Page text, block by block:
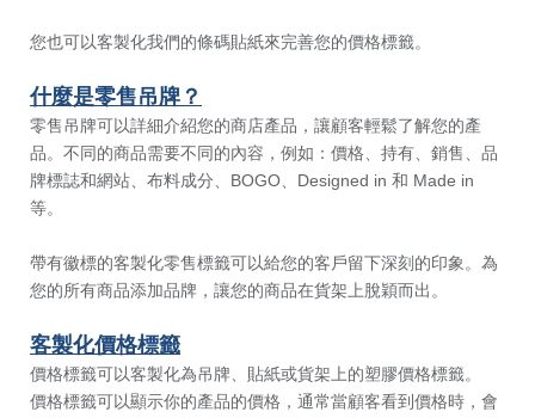
您也可以客製化我們的條碼貼紙來完善您的價格標籤。
什麼是零售吊牌？
零售吊牌可以詳細介紹您的商店產品，讓顧客輕鬆了解您的產
品。不同的商品需要不同的內容，例如：價格、持有、銷售、品
牌標誌和網站、布料成分、BOGO、Designed in 和 Made in
等。
帶有徽標的客製化零售標籤可以給您的客戶留下深刻的印象。為
您的所有商品添加品牌，讓您的商品在貨架上脫穎而出。
客製化價格標籤
價格標籤可以客製化為吊牌、貼紙或貨架上的塑膠價格標籤。
價格標籤可以顯示你的產品的價格，通常當顧客看到價格時，會